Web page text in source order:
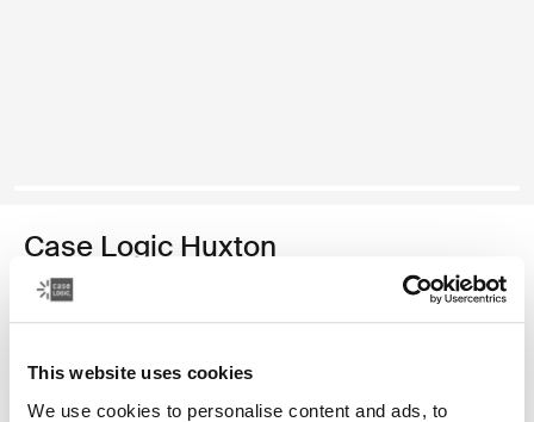
This website uses cookies
We use cookies to personalise content and ads, to
Case Logic Huxton
13.3インチノートパソコン用スリーブ
カラー
Case Logic Huxton 13.3" Laptop Sleeve 黒 (selected)
Case Logic Huxton 13.3" Laptop Sleeve グラファイト
Case Logic Huxton 13.3" Laptop Sleeve バルサム